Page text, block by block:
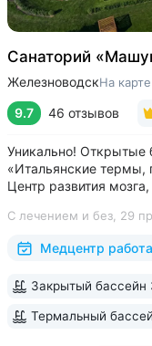
Санаторий
ЖелезноводскНа карте
9.7 46 отзывов
Уникально! Открытые
«Итальянские термы,
Центр развития
большой спа-
Расположен в
С лечением и без, 29
Медцентр
Закрытый бассейн
Термальный